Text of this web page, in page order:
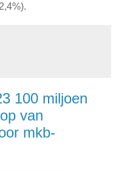
100 miljoen
van
mkb-